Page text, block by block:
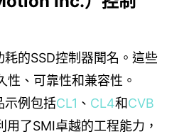
耗的SSD控制器聞名。這些
性、可靠性和兼容性 。
示例包括CL1 、 CL4和CVB
用了SMI卓越的工程能力，